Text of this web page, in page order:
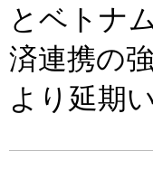
とベトナ
済連携の
より延期